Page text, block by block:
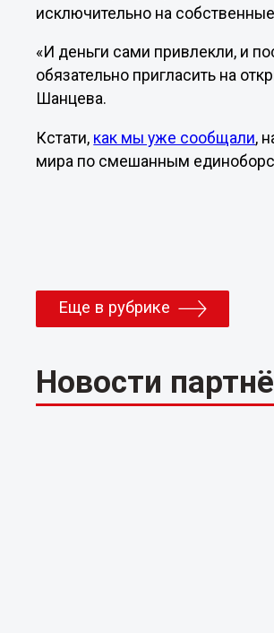
исключительно на
«И деньги сами привлекли, и
обязательно пригласить на
Шанцева.
Кстати, как мы уже сообщали,
мира по смешанным
Еще в рубрике
Новости